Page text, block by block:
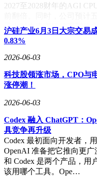
2027至2028财年的AGI
示出对未来市场的强烈信
沪硅产业6月3日大宗交易
0.83%
2026-06-03
科技股领涨市场，CPO与
涨停潮！
2026-06-03
Codex 融入 ChatGPT：
具竞争再升级
Codex 最初面向开发者，
OpenAI 准备把它推向更
和 Codex 是两个产品，用
该用哪个工具。Ope…